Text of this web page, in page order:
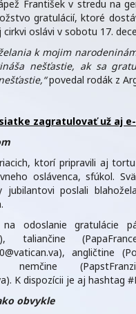
František v stredu na
gratulácií, ktoré
oslávi v sobotu 17.
k mojim
nešťastie, ak sa
povedal rodák z
zagratulovať už aj
ktorí pripravili aj
oslávenca, sfúkol.
poslali
odoslanie gratulácie
taliančine
angličtine
nemčine
K dispozícii je aj hashtag
obvykle